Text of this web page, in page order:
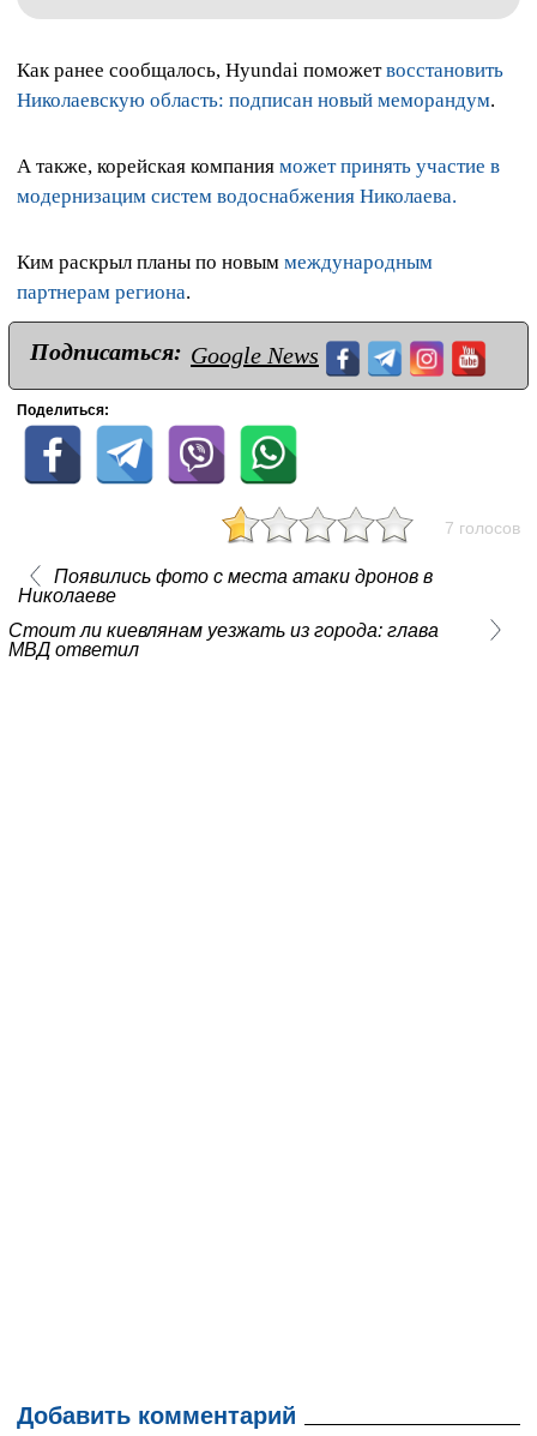
Как ранее сообщалось, Hyundai поможетвосстановить
Николаевскую область: подписан новый меморандум.
А также, корейская компания может принять участие в
модернизацим систем водоснабжения Николаева.
Ким раскрыл планы по новым международным
партнерам региона.
Подписаться: Google News
Поделиться:
7 голосов
Появились фото с места атаки дронов в
Николаеве
Стоит ли киевлянам уезжать из города: глава
МВД ответил
Добавить комментарий